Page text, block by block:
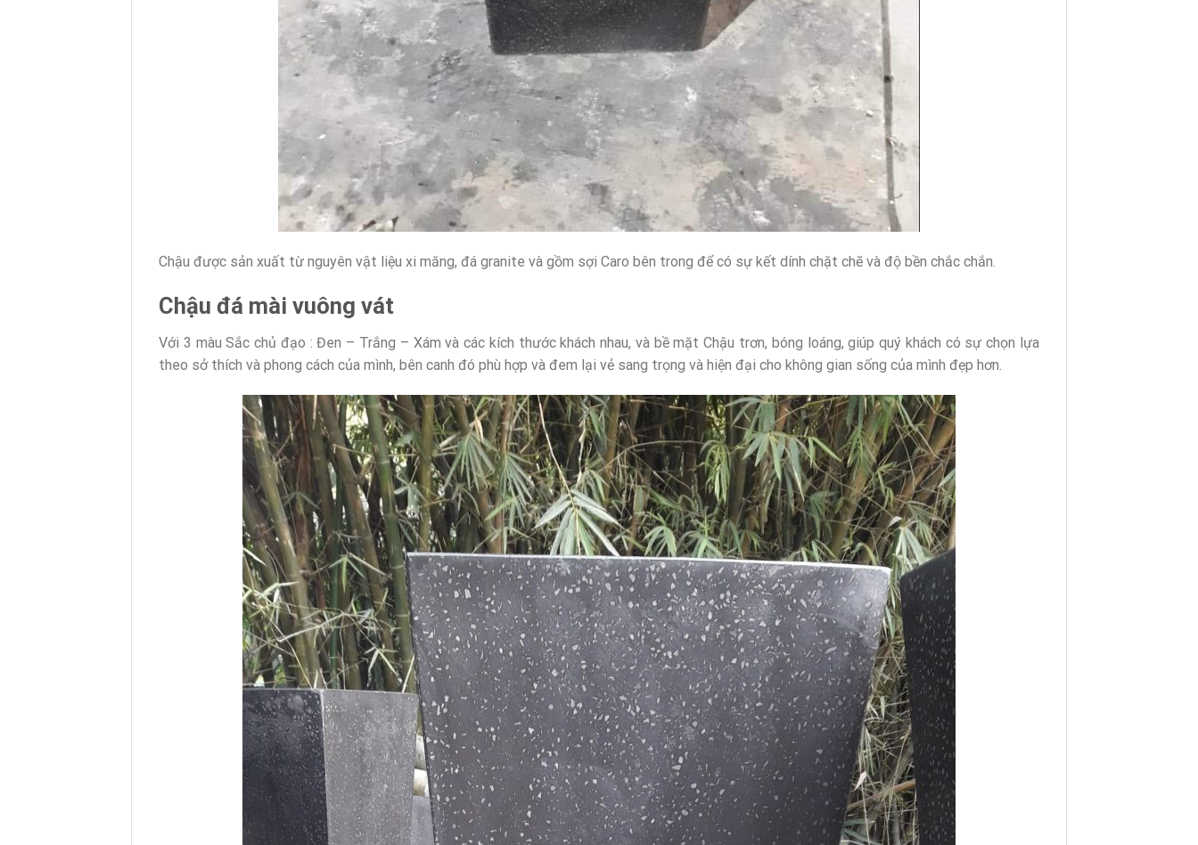
Chậu được sản xuất từ nguyên vật liệu xi măng, đá granite và gồm sợi Caro bên trong để có sự kết dính chặt chẽ và độ bền chắc chắn.
Chậu đá mài vuông vát
Với 3 màu Sắc chủ đạo : Đen – Trắng – Xám và các kích thước khách nhau, và bề mặt Chậu trơn, bóng loáng, giúp quý khách có sự chọn lựa
theo sở thích và phong cách của mình, bên canh đó phù hợp và đem lại vẻ sang trọng và hiện đại cho không gian sống của mình đẹp hơn.